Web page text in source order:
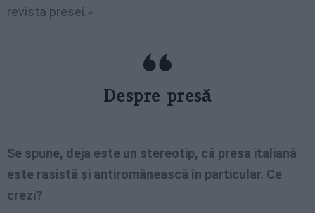
revista presei.»
Despre presă
Se spune, deja este un stereotip, că presa italiană
este rasistă și antiromânească în particular. Ce
crezi?